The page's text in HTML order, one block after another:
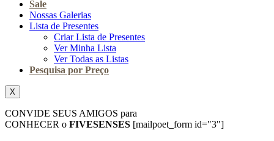
Sale
Nossas Galerias
Lista de Presentes
Criar Lista de Presentes
Ver Minha Lista
Ver Todas as Listas
Pesquisa por Preço
X
CONVIDE SEUS AMIGOS para
CONHECER o FIVESENSES [mailpoet_form id="3"]